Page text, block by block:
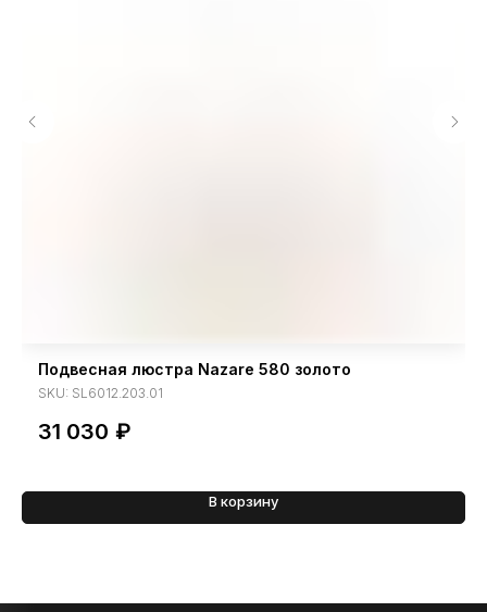
Подвесная люстра Nazare 580 золото
SKU: SL6012.203.01
31 030 ₽
В корзину